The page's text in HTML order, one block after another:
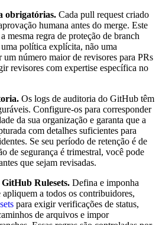
obrigatórias. Cada pull request criado
humana antes do merge. Este
mesma regra de proteção de branch
política explícita, não uma
número maior de revisores para PRs
revisores com expertise específica no
Os logs de auditoria do GitHub têm
Configure-os para corresponder
da sua organização e garanta que a
com detalhes suficientes para
Se seu período de retenção é de
de segurança é trimestral, você pode
que sejam revisadas.
Rulesets. Defina e imponha
a todos os contribuidores,
para exigir verificações de status,
de arquivos e impor